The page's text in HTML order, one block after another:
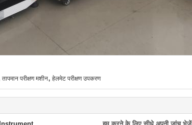
तापमान परीक्षण मशीन, हेलमेट परीक्षण उपकरण